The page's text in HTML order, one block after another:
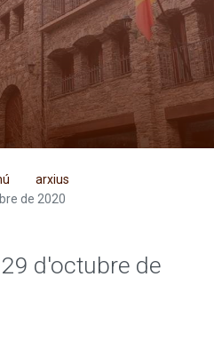
arxius
de 2020
d'octubre de